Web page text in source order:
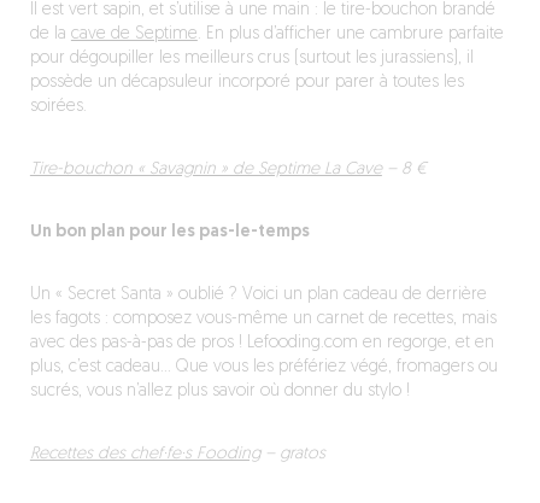
Il est vert sapin, et s’utilise à une main : le tire-bouchon brandé
de la cave de Septime. En plus d’afficher une cambrure parfaite
pour dégoupiller les meilleurs crus (surtout les jurassiens), il
possède un décapsuleur incorporé pour parer à toutes les
soirées.
Tire-bouchon « Savagnin » de Septime La Cave– 8 €
Un bon plan pour les pas-le-temps
Un « Secret Santa » oublié ? Voici un plan cadeau de derrière
les fagots : composez vous-même un carnet de recettes, mais
avec des pas-à-pas de pros ! Lefooding.com en regorge, et en
plus, c’est cadeau… Que vous les préfériez végé, fromagers ou
sucrés, vous n’allez plus savoir où donner du stylo !
Recettes des chef·fe·s Fooding– gratos